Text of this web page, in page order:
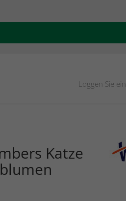
Loggen Sie ein
Katze